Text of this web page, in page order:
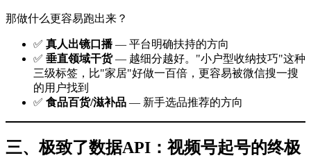
那做什么更容易跑出来？
✅ 真人出镜口播— 平台明确扶持的方向
✅ 垂直领域干货— 越细分越好。"小户型收纳技巧"这种
三级标签，比"家居"好做一百倍，更容易被微信搜一搜
的用户找到
✅ 食品百货/滋补品 — 新手选品推荐的方向
三、极致了数据API：视频号起号的终极